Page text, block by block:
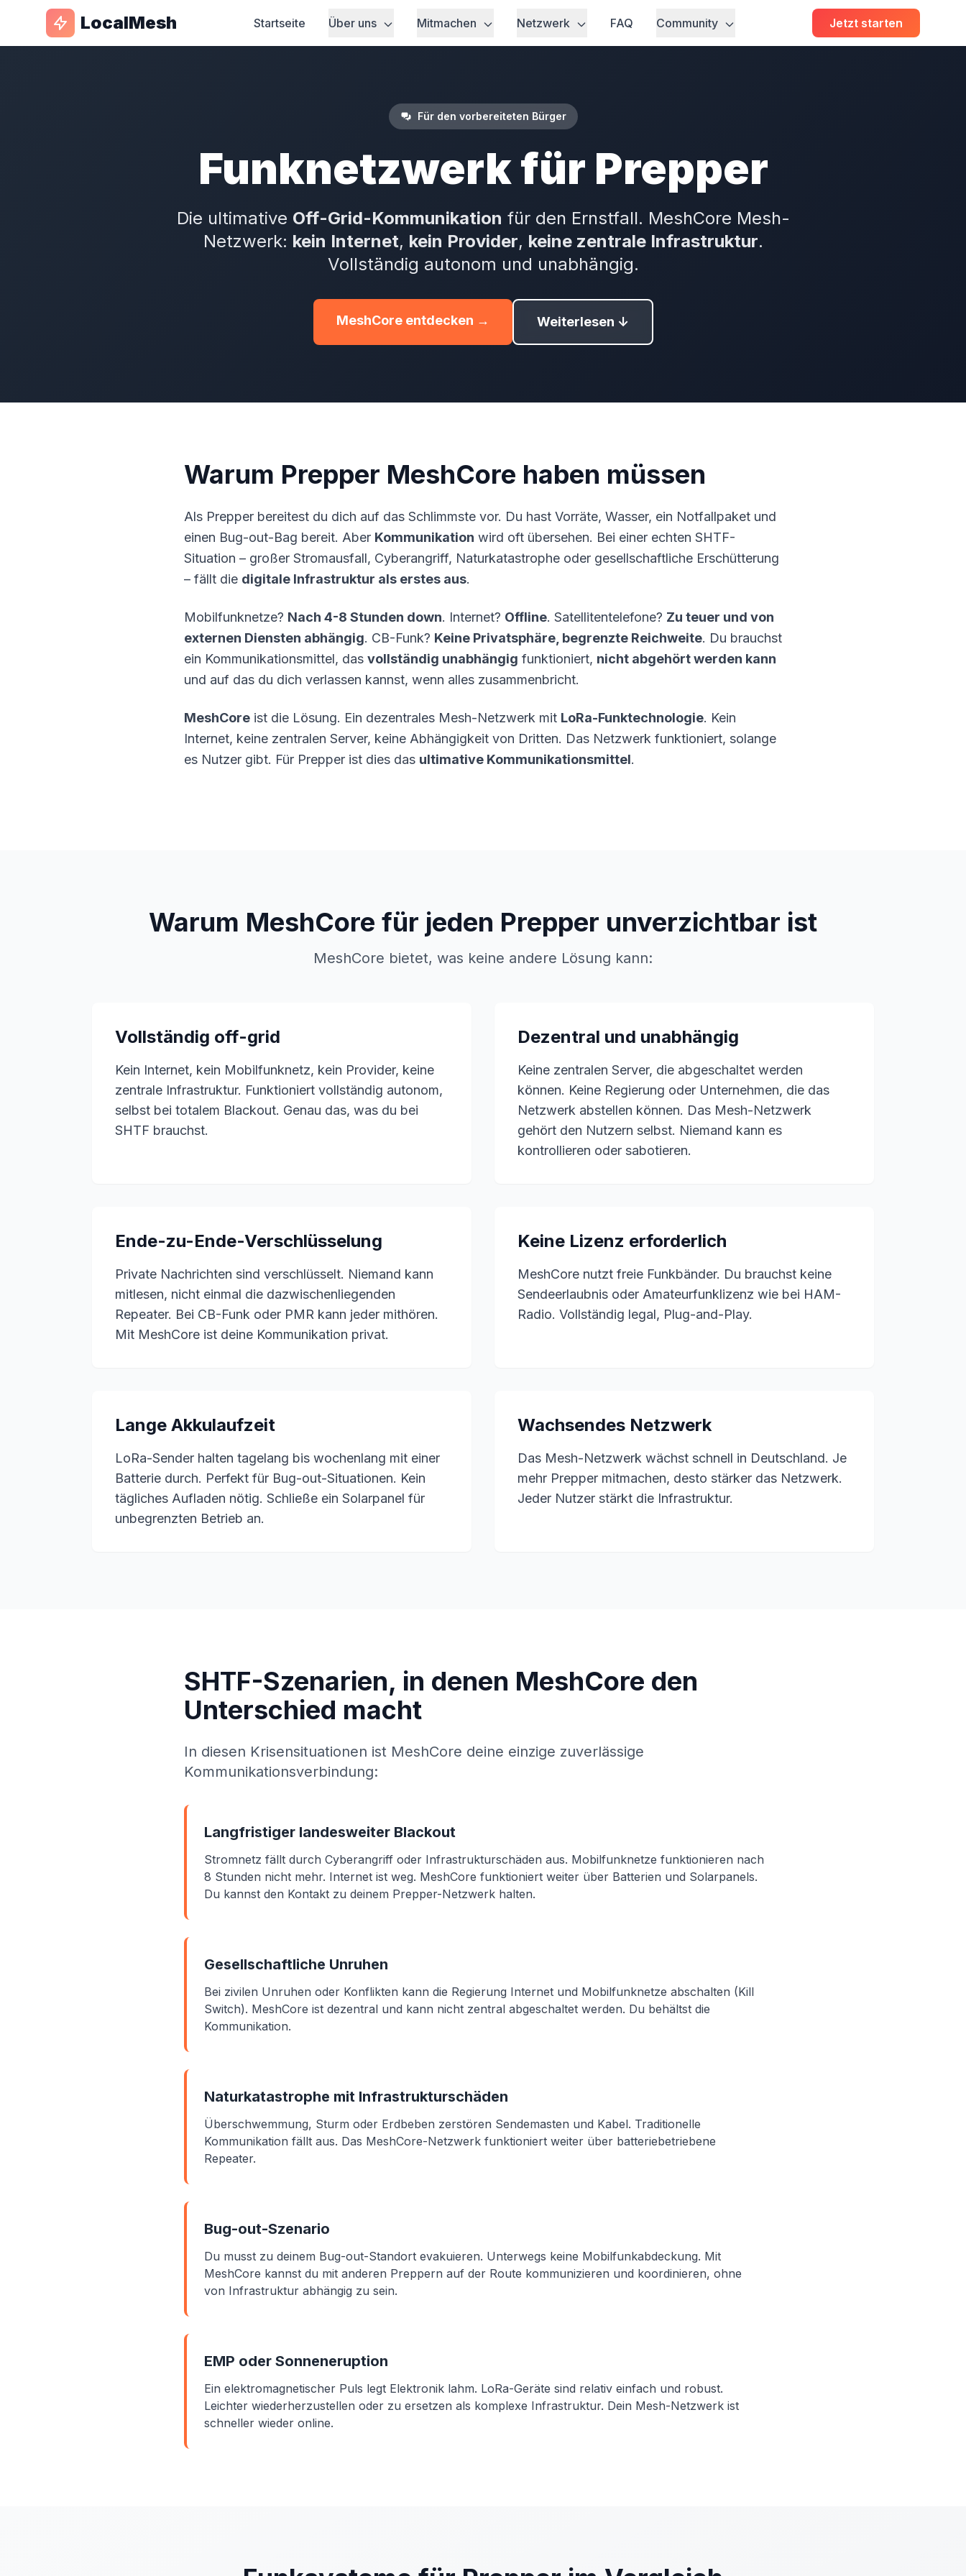
LocalMesh Startseite Über uns Mitmachen Netzwerk FAQ Community Jetzt starten
Für den vorbereiteten Bürger
Funknetzwerk für Prepper
Die ultimative Off-Grid-Kommunikation für den Ernstfall. MeshCore Mesh-
Netzwerk: kein Internet, kein Provider, keine zentrale Infrastruktur.
Vollständig autonom und unabhängig.
MeshCore entdecken → Weiterlesen ↓
Warum Prepper MeshCore haben müssen
Als Prepper bereitest du dich auf das Schlimmste vor. Du hast Vorräte, Wasser, ein Notfallpaket und
einen Bug-out-Bag bereit. Aber Kommunikation wird oft übersehen. Bei einer echten SHTF-
Situation – großer Stromausfall, Cyberangriff, Naturkatastrophe oder gesellschaftliche Erschütterung
– fällt die digitale Infrastruktur als erstes aus.
Mobilfunknetze? Nach 4-8 Stunden down. Internet? Offline. Satellitentelefone? Zu teuer und von
externen Diensten abhängig. CB-Funk? Keine Privatsphäre, begrenzte Reichweite. Du brauchst
ein Kommunikationsmittel, das vollständig unabhängig funktioniert, nicht abgehört werden kann
und auf das du dich verlassen kannst, wenn alles zusammenbricht.
MeshCore ist die Lösung. Ein dezentrales Mesh-Netzwerk mit LoRa-Funktechnologie. Kein
Internet, keine zentralen Server, keine Abhängigkeit von Dritten. Das Netzwerk funktioniert, solange
es Nutzer gibt. Für Prepper ist dies das ultimative Kommunikationsmittel.
Warum MeshCore für jeden Prepper unverzichtbar ist
MeshCore bietet, was keine andere Lösung kann:
Vollständig off-grid
Kein Internet, kein Mobilfunknetz, kein Provider, keine
zentrale Infrastruktur. Funktioniert vollständig autonom,
selbst bei totalem Blackout. Genau das, was du bei
SHTF brauchst.
Dezentral und unabhängig
Keine zentralen Server, die abgeschaltet werden
können. Keine Regierung oder Unternehmen, die das
Netzwerk abstellen können. Das Mesh-Netzwerk
gehört den Nutzern selbst. Niemand kann es
kontrollieren oder sabotieren.
Ende-zu-Ende-Verschlüsselung
Private Nachrichten sind verschlüsselt. Niemand kann
mitlesen, nicht einmal die dazwischenliegenden
Repeater. Bei CB-Funk oder PMR kann jeder mithören.
Mit MeshCore ist deine Kommunikation privat.
Keine Lizenz erforderlich
MeshCore nutzt freie Funkbänder. Du brauchst keine
Sendeerlaubnis oder Amateurfunklizenz wie bei HAM-
Radio. Vollständig legal, Plug-and-Play.
Lange Akkulaufzeit
LoRa-Sender halten tagelang bis wochenlang mit einer
Batterie durch. Perfekt für Bug-out-Situationen. Kein
tägliches Aufladen nötig. Schließe ein Solarpanel für
unbegrenzten Betrieb an.
Wachsendes Netzwerk
Das Mesh-Netzwerk wächst schnell in Deutschland. Je
mehr Prepper mitmachen, desto stärker das Netzwerk.
Jeder Nutzer stärkt die Infrastruktur.
SHTF-Szenarien, in denen MeshCore den
Unterschied macht
In diesen Krisensituationen ist MeshCore deine einzige zuverlässige
Kommunikationsverbindung:
Langfristiger landesweiter Blackout
Stromnetz fällt durch Cyberangriff oder Infrastrukturschäden aus. Mobilfunknetze funktionieren nach
8 Stunden nicht mehr. Internet ist weg. MeshCore funktioniert weiter über Batterien und Solarpanels.
Du kannst den Kontakt zu deinem Prepper-Netzwerk halten.
Gesellschaftliche Unruhen
Bei zivilen Unruhen oder Konflikten kann die Regierung Internet und Mobilfunknetze abschalten (Kill
Switch). MeshCore ist dezentral und kann nicht zentral abgeschaltet werden. Du behältst die
Kommunikation.
Naturkatastrophe mit Infrastrukturschäden
Überschwemmung, Sturm oder Erdbeben zerstören Sendemasten und Kabel. Traditionelle
Kommunikation fällt aus. Das MeshCore-Netzwerk funktioniert weiter über batteriebetriebene
Repeater.
Bug-out-Szenario
Du musst zu deinem Bug-out-Standort evakuieren. Unterwegs keine Mobilfunkabdeckung. Mit
MeshCore kannst du mit anderen Preppern auf der Route kommunizieren und koordinieren, ohne
von Infrastruktur abhängig zu sein.
EMP oder Sonneneruption
Ein elektromagnetischer Puls legt Elektronik lahm. LoRa-Geräte sind relativ einfach und robust.
Leichter wiederherzustellen oder zu ersetzen als komplexe Infrastruktur. Dein Mesh-Netzwerk ist
schneller wieder online.